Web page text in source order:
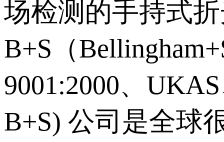
场检测的手持式
B+S（
9001:2000、
B+S) 公司是全球